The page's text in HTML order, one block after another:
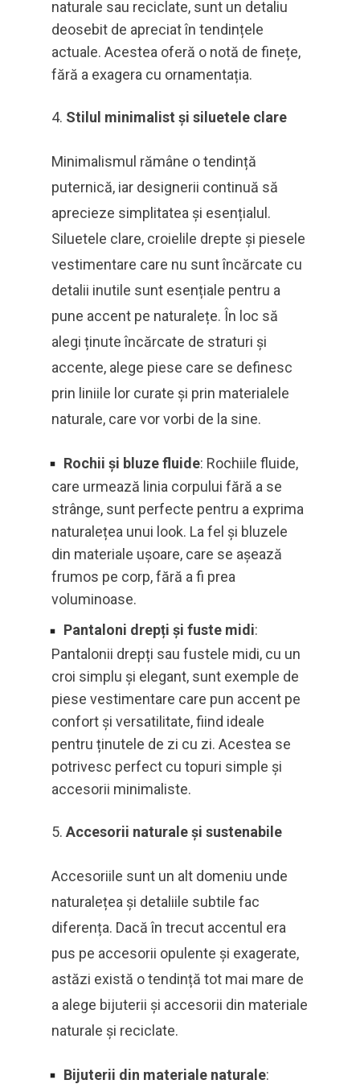
naturale sau reciclate, sunt un detaliu
deosebit de apreciat în tendințele
actuale. Acestea oferă o notă de finețe,
fără a exagera cu ornamentația.
Stilul minimalist și siluetele clare
Minimalismul rămâne o tendință
puternică, iar designerii continuă să
aprecieze simplitatea și esențialul.
Siluetele clare, croielile drepte și piesele
vestimentare care nu sunt încărcate cu
detalii inutile sunt esențiale pentru a
pune accent pe naturalețe. În loc să
alegi ținute încărcate de straturi și
accente, alege piese care se definesc
prin liniile lor curate și prin materialele
naturale, care vor vorbi de la sine.
Rochii și bluze fluide: Rochiile fluide,
care urmează linia corpului fără a se
strânge, sunt perfecte pentru a exprima
naturalețea unui look. La fel și bluzele
din materiale ușoare, care se așează
frumos pe corp, fără a fi prea
voluminoase.
Pantaloni drepți și fuste midi:
Pantalonii drepți sau fustele midi, cu un
croi simplu și elegant, sunt exemple de
piese vestimentare care pun accent pe
confort și versatilitate, fiind ideale
pentru ținutele de zi cu zi. Acestea se
potrivesc perfect cu topuri simple și
accesorii minimaliste.
Accesorii naturale și sustenabile
Accesoriile sunt un alt domeniu unde
naturalețea și detaliile subtile fac
diferența. Dacă în trecut accentul era
pus pe accesorii opulente și exagerate,
astăzi există o tendință tot mai mare de
a alege bijuterii și accesorii din materiale
naturale și reciclate.
Bijuterii din materiale naturale: